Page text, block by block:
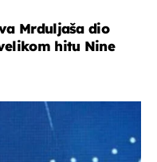
Mrduljaša dio
hitu Nine